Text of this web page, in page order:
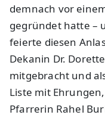
demnach vor
gegründet hatte –
feierte diesen
Dekanin Dr.
mitgebracht und
Liste mit
Pfarrerin Rahel